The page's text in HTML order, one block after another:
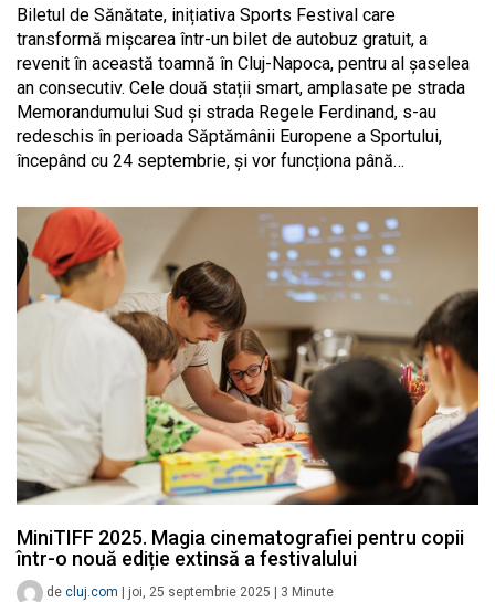
Biletul de Sănătate, inițiativa Sports Festival care
transformă mișcarea într-un bilet de autobuz gratuit, a
revenit în această toamnă în Cluj-Napoca, pentru al șaselea
an consecutiv. Cele două stații smart, amplasate pe strada
Memorandumului Sud și strada Regele Ferdinand, s-au
redeschis în perioada Săptămânii Europene a Sportului,
începând cu 24 septembrie, și vor funcționa până…
MiniTIFF 2025. Magia cinematografiei pentru copii
într-o nouă ediție extinsă a festivalului
de cluj.com joi, 25 septembrie 2025 3 Minute